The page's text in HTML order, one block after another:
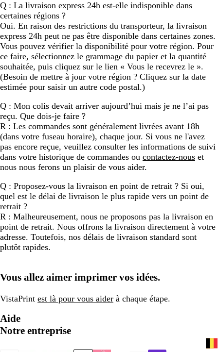
Q : La livraison express 24h est-elle indisponible dans
certaines régions ?
Oui. En raison des restrictions du transporteur, la livraison
express 24h peut ne pas être disponible dans certaines zones.
Vous pouvez vérifier la disponibilité pour votre région. Pour
ce faire, sélectionnez le grammage du papier et la quantité
souhaitée, puis cliquez sur le lien « Vous le recevrez le ».
(Besoin de mettre à jour votre région ? Cliquez sur la date
estimée pour saisir un autre code postal.)
Q : Mon colis devait arriver aujourd’hui mais je ne l’ai pas
reçu. Que dois-je faire ?
R : Les commandes sont généralement livrées avant 18h
(dans votre fuseau horaire), chaque jour. Si vous ne l'avez
pas encore reçue, veuillez consulter les informations de suivi
dans votre historique de commandes ou contactez-nous et
nous nous ferons un plaisir de vous aider.
Q : Proposez-vous la livraison en point de retrait ? Si oui,
quel est le délai de livraison le plus rapide vers un point de
retrait ?
R : Malheureusement, nous ne proposons pas la livraison en
point de retrait. Nous offrons la livraison directement à votre
adresse. Toutefois, nos délais de livraison standard sont
plutôt rapides.
Vous allez aimer imprimer vos idées.
VistaPrint est là pour vous aider à chaque étape.
Aide
Notre entreprise